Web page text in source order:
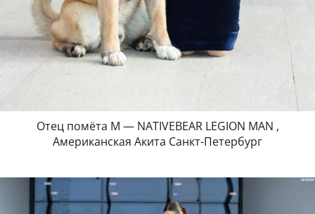
Отец помёта М — NATIVEBEAR LEGION MAN ,
Американская Акита Санкт-Петербург